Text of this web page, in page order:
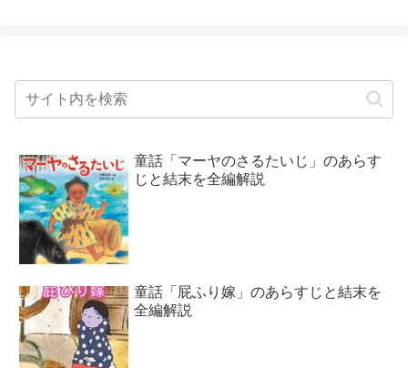
童話「マーヤのさるたいじ」のあらす
じと結末を全編解説
童話「屁ふり嫁」のあらすじと結末を
全編解説